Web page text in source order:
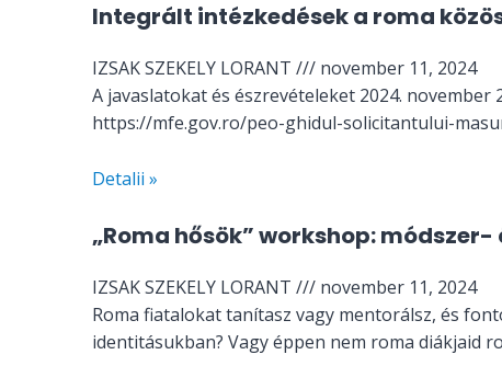
Integrált intézkedések a roma
IZSAK SZEKELY LORANT
november 11, 2024
A javaslatokat és észrevételeket 2024.
https://mfe.gov.ro/peo-ghidul-solicitantului-
Detalii »
„Roma hősök” workshop:
IZSAK SZEKELY LORANT
november 11, 2024
Roma fiatalokat tanítasz vagy mentorálsz, és
identitásukban? Vagy éppen nem roma diákjaid